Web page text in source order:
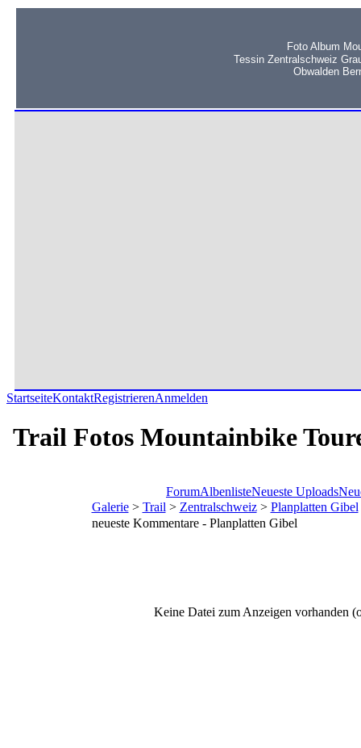
Foto Album
Tessin Zentralschweiz
Obwalden
StartseiteKontaktRegistrierenAnmelden
Trail Fotos Mountainbike
ForumAlbenlisteNeueste Uploads
Galerie> Trail > Zentralschweiz> Planplatten Gibel
neueste Kommentare - Planplatten Gibel
Keine Datei zum Anzeigen vorhanden